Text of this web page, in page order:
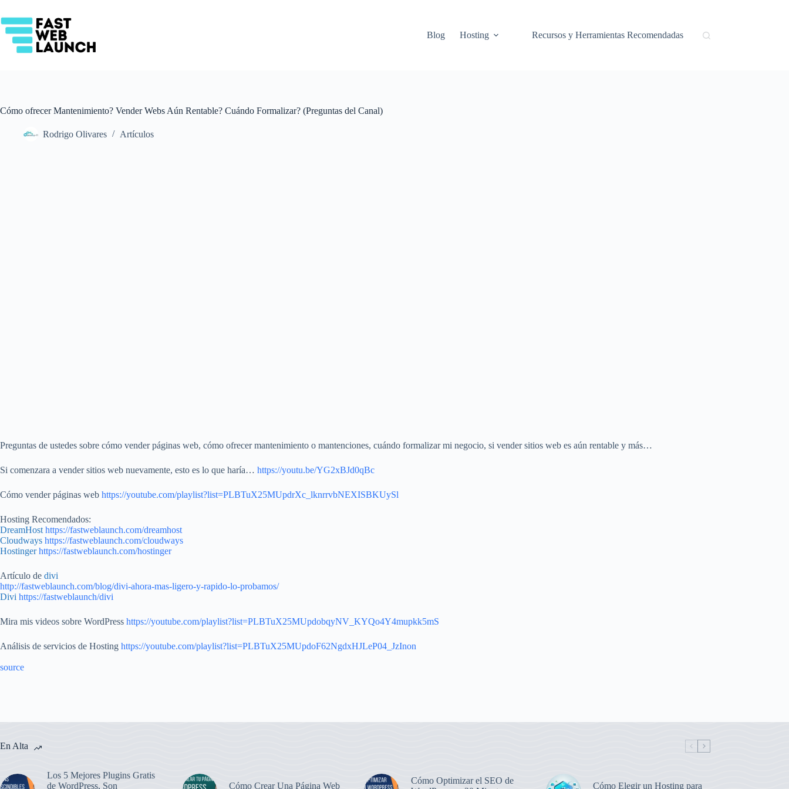
al
contenido
Blog
Hosting Recursos y Herramientas Recomendadas
Cómo ofrecer Mantenimiento? Vender Webs Aún Rentable? Cuándo Formalizar? (Preguntas del Canal)
Rodrigo Olivares Artículos
Preguntas de ustedes sobre cómo vender páginas web, cómo ofrecer mantenimiento o mantenciones, cuándo formalizar mi negocio, si vender sitios web es aún rentable y más…
Si comenzara a vender sitios web nuevamente, esto es lo que haría… https://youtu.be/YG2xBJd0qBc
Cómo vender páginas web https://youtube.com/playlist?list=PLBTuX25MUpdrXc_lknrrvbNEXISBKUySl
Hosting Recomendados:
DreamHost https://fastweblaunch.com/dreamhost
Cloudways https://fastweblaunch.com/cloudways
Hostinger https://fastweblaunch.com/hostinger
Artículo de divi
http://fastweblaunch.com/blog/divi-ahora-mas-ligero-y-rapido-lo-probamos/
Divi https://fastweblaunch/divi
Mira mis videos sobre WordPress https://youtube.com/playlist?list=PLBTuX25MUpdobqyNV_KYQo4Y4mupkk5mS
Análisis de servicios de Hosting https://youtube.com/playlist?list=PLBTuX25MUpdoF62NgdxHJLeP04_JzInon
source
En Alta
Los 5 Mejores Plugins Gratis
de WordPress, Son
Cómo Crear Una Página Web
Cómo Optimizar el SEO de
Cómo Elegir un Hosting para